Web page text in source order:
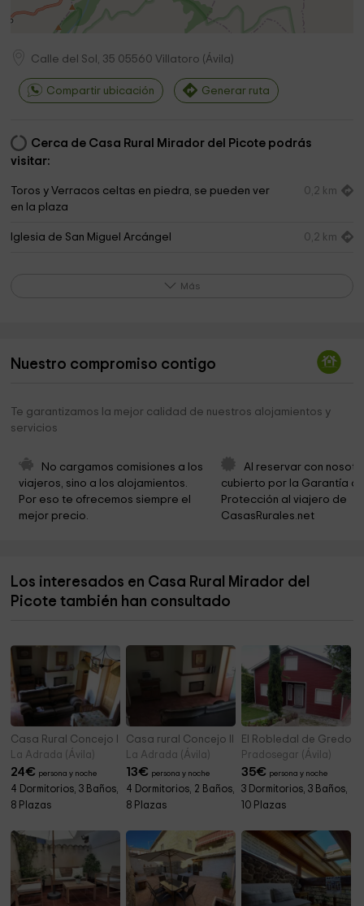
Calle del Sol, 35 05560 Villatoro (Ávila)
Compartir ubicación Generar ruta
Cerca de Casa Rural Mirador del Picote podrás
visitar:
Toros y Verracos celtas en piedra, se pueden ver
en la plaza
0,2 km
Iglesia de San Miguel Arcángel 0,2 km
Ayuntamiento de Villatoro 0,2 km
Más
Nuestro compromiso contigo
Te garantizamos la mejor calidad de nuestros alojamientos y
servicios
No cargamos comisiones a los
viajeros, sino a los alojamientos.
Por eso te ofrecemos siempre el
mejor precio.
Al reservar con
cubierto por la Garantía
Protección al viajero de
CasasRurales.net
Los interesados en Casa Rural Mirador del
Picote también han consultado
Casa Rural Concejo I
La Adrada (Ávila)
24€ persona y noche
4 Dormitorios, 3 Baños,
8 Plazas
Casa rural Concejo II
La Adrada (Ávila)
13€ persona y noche
4 Dormitorios, 2 Baños,
8 Plazas
El Robledal de Gredos
Pradosegar (Ávila)
35€ persona y noche
3 Dormitorios, 3 Baños,
10 Plazas